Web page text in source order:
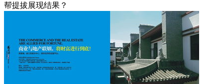
帮提拔展现结果？